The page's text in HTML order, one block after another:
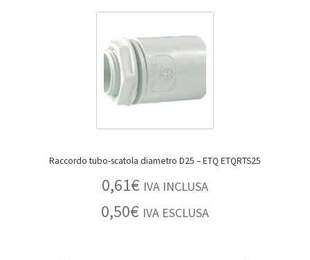
Contatti & Assistenza
Raccordo tubo-scatola diametro D25 – ETQ ETQRTS25
0,61€ IVA INCLUSA
0,50€ IVA ESCLUSA